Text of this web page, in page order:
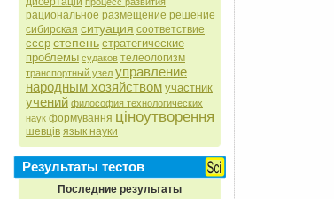
рациональное размещение решение
сибирская ситуация соответствие
ссср степень стратегические
проблемы судаков телеологизм
транспортный узел управление
народным хозяйством участник
учений философия технологических
наук формування ціноутворення
шевців язык науки
Результаты тестов
Последние результаты